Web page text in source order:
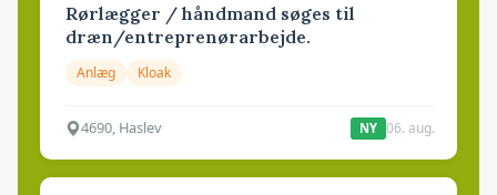
Rørlægger / håndmand søges til
dræn/entreprenørarbejde.
Anlæg Kloak
4690, Haslev NY 06. aug.